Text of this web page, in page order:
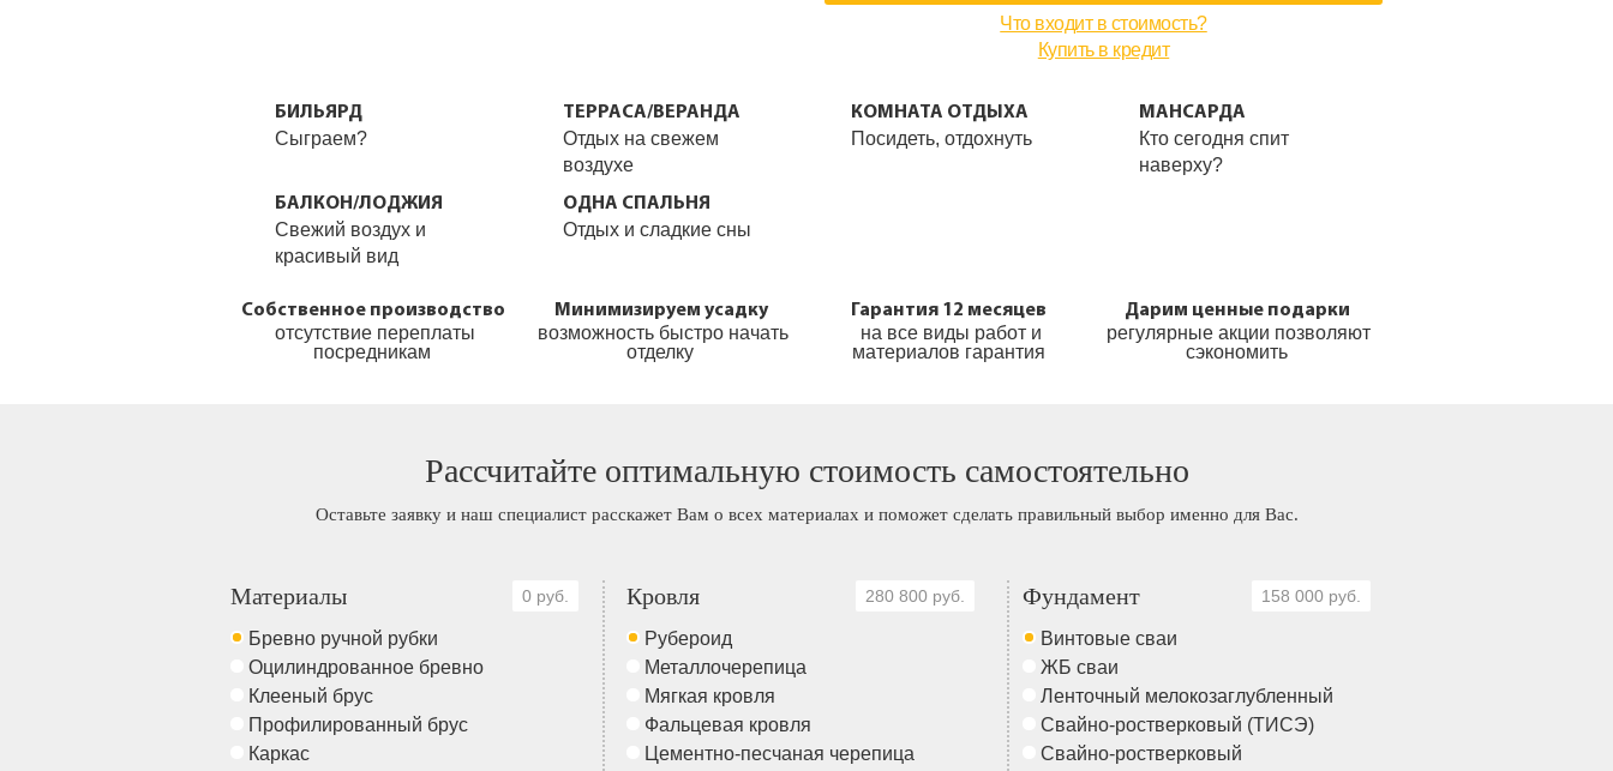
Что входит в стоимость?
Купить в кредит
БИЛЬЯРД
Сыграем?
ТЕРРАСА/ВЕРАНДА
Отдых на свежем
воздухе
КОМНАТА ОТДЫХА
Посидеть, отдохнуть
МАНСАРДА
Кто сегодня спит
наверху?
БАЛКОН/ЛОДЖИЯ
Свежий воздух и
красивый вид
ОДНА СПАЛЬНЯ
Отдых и сладкие сны
Собственное производство
отсутствие переплаты
посредникам
Минимизируем усадку
возможность быстро начать
отделку
Гарантия 12 месяцев
на все виды работ и
материалов гарантия
Дарим ценные подарки
регулярные акции позволяют
сэкономить
Рассчитайте оптимальную стоимость самостоятельно
Оставьте заявку и наш специалист расскажет Вам о всех материалах и поможет сделать правильный выбор именно для Вас.
Материалы 0 руб.
Бревно ручной рубки
Оцилиндрованное бревно
Клееный брус
Профилированный брус
Каркас
Кровля 280 800 руб.
Рубероид
Металлочерепица
Мягкая кровля
Фальцевая кровля
Цементно-песчаная черепица
Фундамент 158 000 руб.
Винтовые сваи
ЖБ сваи
Ленточный мелокозаглубленный
Свайно-ростверковый (ТИСЭ)
Свайно-ростверковый